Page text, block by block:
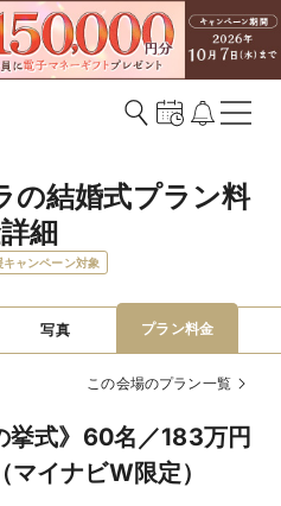
の結婚式プラン料
細
キャンペーン対象
写真 プラン料金
この会場のプラン一覧
挙式》60名／183万円
イナビW限定）